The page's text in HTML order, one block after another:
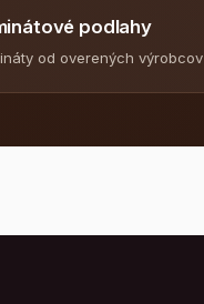
podlahy
od overených výrobcov